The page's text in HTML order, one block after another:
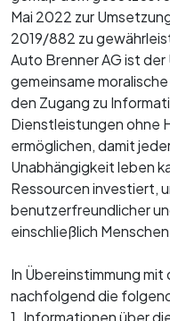
Finanzierung
Versicherung
Myvanture
Outdoor Shop
B2B‑Bereich
Servicetermin
Räder und Reifen
Express Service
Ersatzteile und
Karosserie
Revision
Service Plus
Reach
Mai 2022 zur
2019/882 zu
Auto Brenner AG ist
gemeinsame
den Zugang zu
Dienstleistungen ohne
ermöglichen, damit
Unabhängigkeit leben
Ressourcen investiert,
benutzerfreundlicher
einschließlich
In Übereinstimmung
nachfolgend die
1. Informationen über